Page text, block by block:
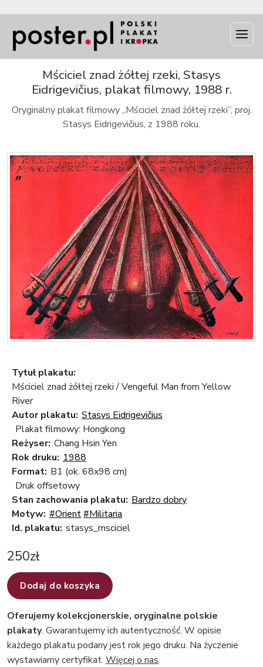
Mściciel znad żółtej rzeki, Stasys
Eidrigevičius, plakat filmowy, 1988 r.
Oryginalny plakat filmowy „Mściciel znad żółtej rzeki”, proj.
Stasys Eidrigevičius, z 1988 roku.
Tytuł plakatu:
Mściciel znad żółtej rzeki / Vengeful Man from Yellow
River
Autor plakatu: Stasys Eidrigevičius
Plakat filmowy: Hongkong
Reżyser: Chang Hsin Yen
Rok druku: 1988
Format: B1 (ok. 68x98 cm)
Druk offsetowy
Stan zachowania plakatu: Bardzo dobry
Motyw: #Orient#Militaria
Id. plakatu: stasys_msciciel
250zł
Dodaj do koszyka
Oferujemy kolekcjonerskie, oryginalne polskie
plakaty. Gwarantujemy ich autentyczność. W opisie
każdego plakatu podany jest rok jego druku. Na życzenie
wystawiamy certyfikat. Więcej o nas.